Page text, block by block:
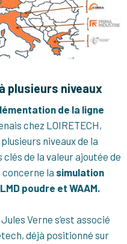
plusieurs niveaux
de la ligne
chez LOIRETECH,
niveaux de la
clés de la valeur ajoutée de
concerne la simulation
poudre et WAAM.
Verne s’est associé
déjà positionné sur